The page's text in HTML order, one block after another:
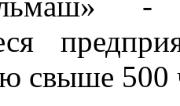
свыше 500